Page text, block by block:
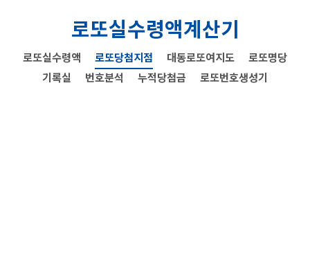
로또실수령액계산기
로또실수령액 로또당첨지점 대동로또여지도
로또명당
기록실
번호분석 누적당첨금 로또번호생성기